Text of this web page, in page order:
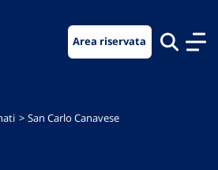
Area riservata
San Carlo Canavese